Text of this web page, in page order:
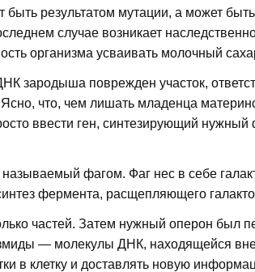
быть результатом мутации, а может
случае возникает
организма усваивать молочный
зародыша поврежден участок,
что, чем лишать младенца
ввести ген, синтезирующий
фагом. Фаг нес в себе
фермента, расщепляющего
частей. Затем нужный оперон был
— молекулы ДНК, находящейся
в клетку и доставлять новую